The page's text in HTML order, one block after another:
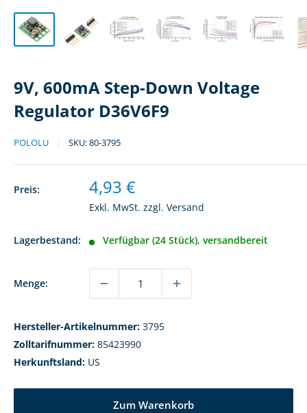
9V, 600mA Step-Down Voltage
Regulator D36V6F9
POLOLU SKU:80-3795
Preis: Sonderpreis
4,93 €
Exkl. MwSt. zzgl. Versand
Lagerbestand: Verfügbar (24 Stück), versandbereit
Menge:
Hersteller-Artikelnummer: 3795
Zolltarifnummer: 85423990
Herkunftsland: US
Zum Warenkorb